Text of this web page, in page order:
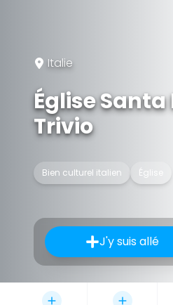
Italie
Église
Trivio
Bien culturel italien Église
J'y suis allé